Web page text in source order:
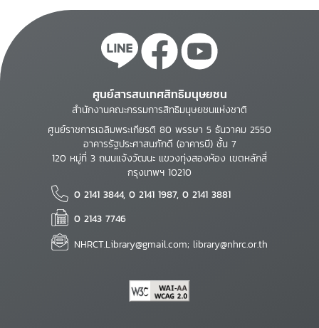
ศูนย์สารสนเทศสิทธิมนุษยชน
สำนักงานคณะกรรมการสิทธิมนุษยชนแห่งชาติ
ศูนย์ราชการเฉลิมพระเกียรติ 80 พรรษา 5 ธันวาคม 2550
อาคารรัฐประศาสนภักดี (อาคารบี) ชั้น 7
120 หมู่ที่ 3 ถนนแจ้งวัฒนะ แขวงทุ่งสองห้อง เขตหลักสี่
กรุงเทพฯ 10210
0 2141 3844, 0 2141 1987, 0 2141 3881
0 2143 7746
NHRCT.Library@gmail.com; library@nhrc.or.th